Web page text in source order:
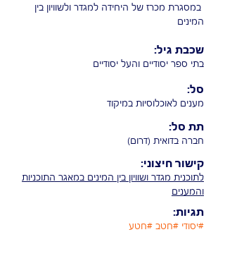
במסגרת מכרז של היחידה למגדר ולשוויון בין
המינים
בתי ספר יסודיים והעל יסודיים
מענים לאוכלוסיות במיקוד
חברה בדואית (דרום)
לתוכנית מגדר ושוויון בין המינים במאגר התוכניות
והמענים
#יסודי #חטב #חטע
שכבת גיל:
סל:
תת סל:
קישור חיצוני:
תגיות: